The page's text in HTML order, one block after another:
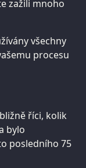
zažili mnoho
všechny
procesu
říci, kolik
bylo
posledního 75